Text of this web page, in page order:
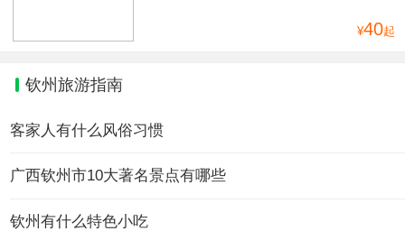
¥40起
钦州旅游指南
客家人有什么风俗习惯
广西钦州市10大著名景点有哪些
钦州有什么特色小吃